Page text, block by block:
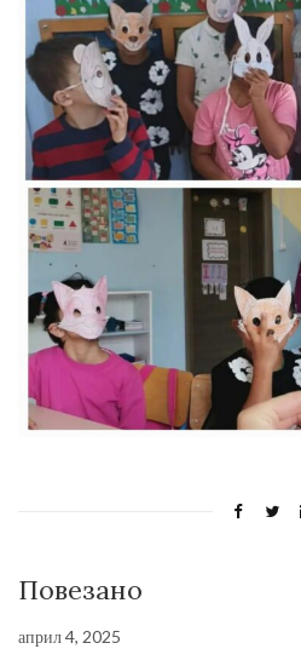
Повезано
април 4, 2025